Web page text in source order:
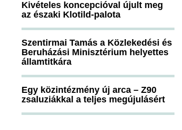
Kivételes koncepcióval újult meg
az északi Klotild-palota
Szentirmai Tamás a Közlekedési és
Beruházási Minisztérium helyettes
államtitkára
Egy közintézmény új arca – Z90
zsaluziákkal a teljes megújulásért